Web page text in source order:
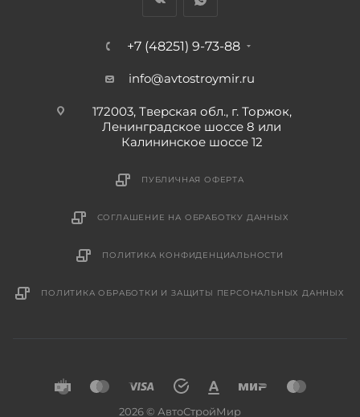
+7 (48251) 9-73-88
info@avtostroymir.ru
172003, Тверская обл., г. Торжок,
Ленинградское шоссе 8 или
Калининское шоссе 12
ПУБЛИЧНАЯ ОФЕРТА
СОГЛАШЕНИЕ НА ОБРАБОТКУ ДАННЫХ
ПОЛИТИКА КОНФИДЕНЦИАЛЬНОСТИ
ПОЛИТИКА ОБРАБОТКИ И ЗАЩИТЫ ПЕРСОНАЛЬНЫХ ДАННЫХ
2026 © АвтоСтройМир